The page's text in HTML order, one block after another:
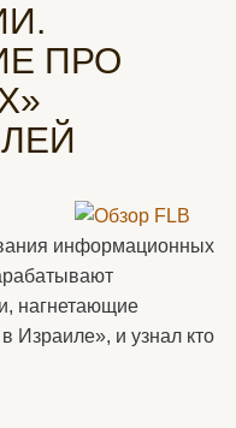
ПРО
информационных
нагнетающие
Израиле», и узнал кто